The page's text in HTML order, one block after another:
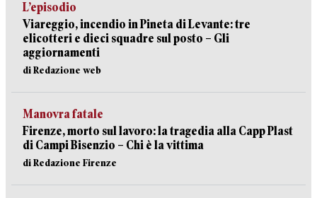
L’episodio
Viareggio, incendio in Pineta di Levante: tre
elicotteri e dieci squadre sul posto – Gli
aggiornamenti
di Redazione web
Manovra fatale
Firenze, morto sul lavoro: la tragedia alla Capp Plast
di Campi Bisenzio – Chi è la vittima
di Redazione Firenze